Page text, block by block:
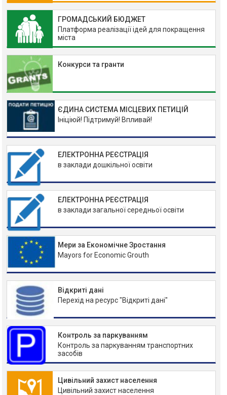
ГРОМАДСЬКИЙ БЮДЖЕТ
Платформа реалізації ідей для покращення
міста
Конкурси та гранти
ЄДИНА СИСТЕМА МІСЦЕВИХ ПЕТИЦІЙ
Ініціюй! Підтримуй! Впливай!
ЕЛЕКТРОННА РЕЄСТРАЦІЯ
в заклади дошкільної освіти
ЕЛЕКТРОННА РЕЄСТРАЦІЯ
в заклади загальної середньої освіти
Мери за Економічне Зростання
Mayors for Economic Grouth
Відкриті дані
Перехід на ресурс "Відкриті дані"
Контроль за паркуванням
Контроль за паркуванням транспортних
засобів
Цивільний захист населення
Цивільний захист населення